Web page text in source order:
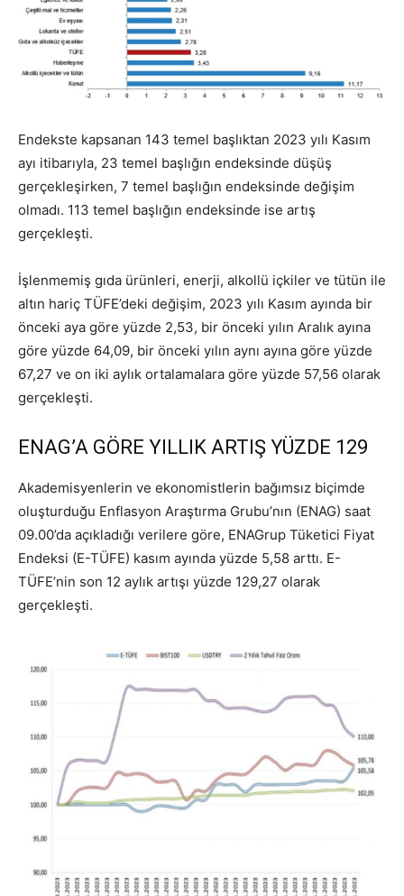
Endekste kapsanan 143 temel başlıktan 2023 yılı Kasım
ayı itibarıyla, 23 temel başlığın endeksinde düşüş
gerçekleşirken, 7 temel başlığın endeksinde değişim
olmadı. 113 temel başlığın endeksinde ise artış
gerçekleşti.
İşlenmemiş gıda ürünleri, enerji, alkollü içkiler ve tütün ile
altın hariç TÜFE’deki değişim, 2023 yılı Kasım ayında bir
önceki aya göre yüzde 2,53, bir önceki yılın Aralık ayına
göre yüzde 64,09, bir önceki yılın aynı ayına göre yüzde
67,27 ve on iki aylık ortalamalara göre yüzde 57,56 olarak
gerçekleşti.
ENAG’A GÖRE YILLIK ARTIŞ YÜZDE 129
Akademisyenlerin ve ekonomistlerin bağımsız biçimde
oluşturduğu Enflasyon Araştırma Grubu’nın (ENAG) saat
09.00’da açıkladığı verilere göre, ENAGrup Tüketici Fiyat
Endeksi (E-TÜFE) kasım ayında yüzde 5,58 arttı. E-
TÜFE’nin son 12 aylık artışı yüzde 129,27 olarak
gerçekleşti.